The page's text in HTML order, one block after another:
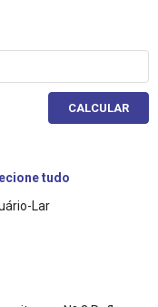
CALCULAR
tudo
Lar